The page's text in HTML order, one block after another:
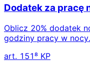
Dodatek za pracę
Oblicz 20% dodatek
godziny pracy w nocy.
art. 151⁸ KP